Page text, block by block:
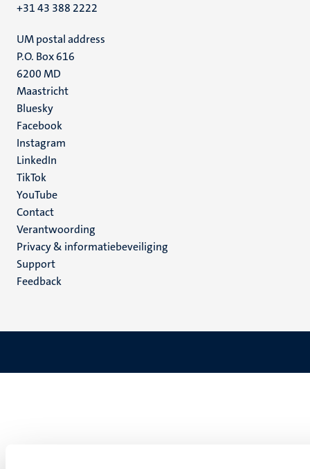
+31 43 388 2222
UM postal address
P.O. Box 616
6200 MD
Maastricht
Social
media
Bluesky
Facebook
Instagram
LinkedIn
TikTok
YouTube
Menu
footer
(NL)
Contact
Verantwoording
Privacy & informatiebeveiliging
Support
Feedback